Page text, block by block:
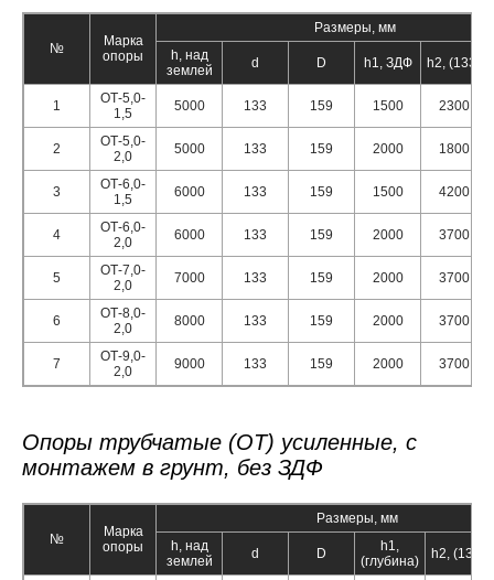
№
Марка
опоры
Размеры, мм
h, над
землей
d D h1, ЗДФ h2, (133)
1
ОТ-5,0-
1,5
5000 133 159 1500 2300
2
ОТ-5,0-
2,0
5000 133 159 2000 1800
3
ОТ-6,0-
1,5
6000 133 159 1500 4200
4
ОТ-6,0-
2,0
6000 133 159 2000 3700
5
ОТ-7,0-
2,0
7000 133 159 2000 3700
6
ОТ-8,0-
2,0
8000 133 159 2000 3700
7
ОТ-9,0-
2,0
9000 133 159 2000 3700
Опоры трубчатые (ОТ) усиленные, с
монтажем в грунт, без ЗДФ
№
Марка
опоры
Размеры, мм
h, над
землей
d D
h1,
(глубина)
h2, (133)